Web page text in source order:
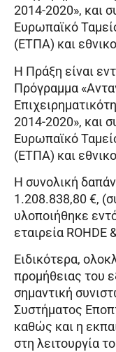
2014-2020», και
Ευρωπαϊκό
(ΕΤΠΑ) και
Η Πράξη είναι
Πρόγραμμα
2014-2020», και
Ευρωπαϊκό
(ΕΤΠΑ) και
Η συνολική
1.208.838,80 €,
υλοποιήθηκε
εταιρεία
Ειδικότερα,
προμήθειας του
σημαντική
Συστήματος
καθώς και η
στη λειτουργία